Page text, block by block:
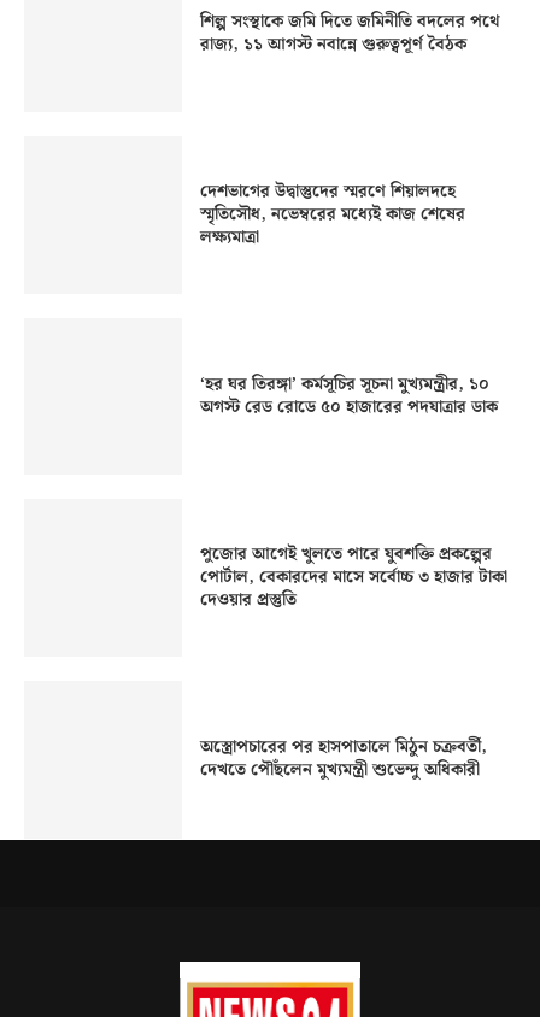
শিল্প সংস্থাকে জমি দিতে জমিনীতি বদলের পথে
রাজ্য, ১১ আগস্ট নবান্নে গুরুত্বপূর্ণ বৈঠক
দেশভাগের উদ্বাস্তুদের স্মরণে শিয়ালদহে
স্মৃতিসৌধ, নভেম্বরের মধ্যেই কাজ শেষের
লক্ষ্যমাত্রা
‘হর ঘর তিরঙ্গা’ কর্মসূচির সূচনা মুখ্যমন্ত্রীর, ১০
অগস্ট রেড রোডে ৫০ হাজারের পদযাত্রার ডাক
পুজোর আগেই খুলতে পারে যুবশক্তি প্রকল্পের
পোর্টাল, বেকারদের মাসে সর্বোচ্চ ৩ হাজার টাকা
দেওয়ার প্রস্তুতি
অস্ত্রোপচারের পর হাসপাতালে মিঠুন চক্রবর্তী,
দেখতে পৌঁছলেন মুখ্যমন্ত্রী শুভেন্দু অধিকারী